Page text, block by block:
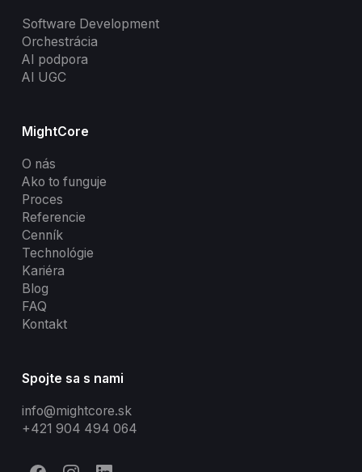
Software Development
Orchestrácia
AI podpora
AI UGC
MightCore
O nás
Ako to funguje
Proces
Referencie
Cenník
Technológie
Kariéra
Blog
FAQ
Kontakt
Spojte sa s nami
info@mightcore.sk
+421 904 494 064